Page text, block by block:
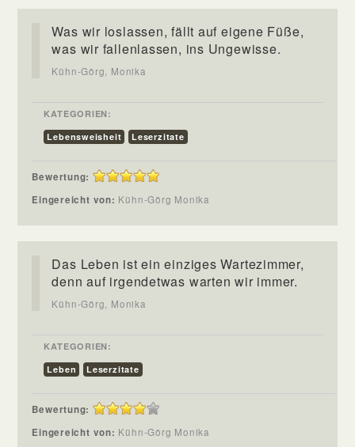
Was wir loslassen, fällt auf eigene Füße,
was wir fallenlassen, ins Ungewisse.
Kühn-Görg, Monika
KATEGORIEN:
Lebensweisheit
Leserzitate
Bewertung:
Eingereicht von: Kühn-Görg Monika
Das Leben ist ein einziges Wartezimmer,
denn auf irgendetwas warten wir immer.
Kühn-Görg, Monika
KATEGORIEN:
Leben
Leserzitate
Bewertung:
Eingereicht von: Kühn-Görg Monika